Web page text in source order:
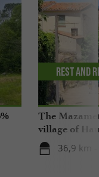
The
village of
36,9 km
Rest and